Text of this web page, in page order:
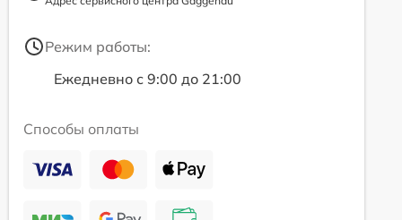
Режим работы:
Ежедневно с 9:00 до 21:00
Способы оплаты